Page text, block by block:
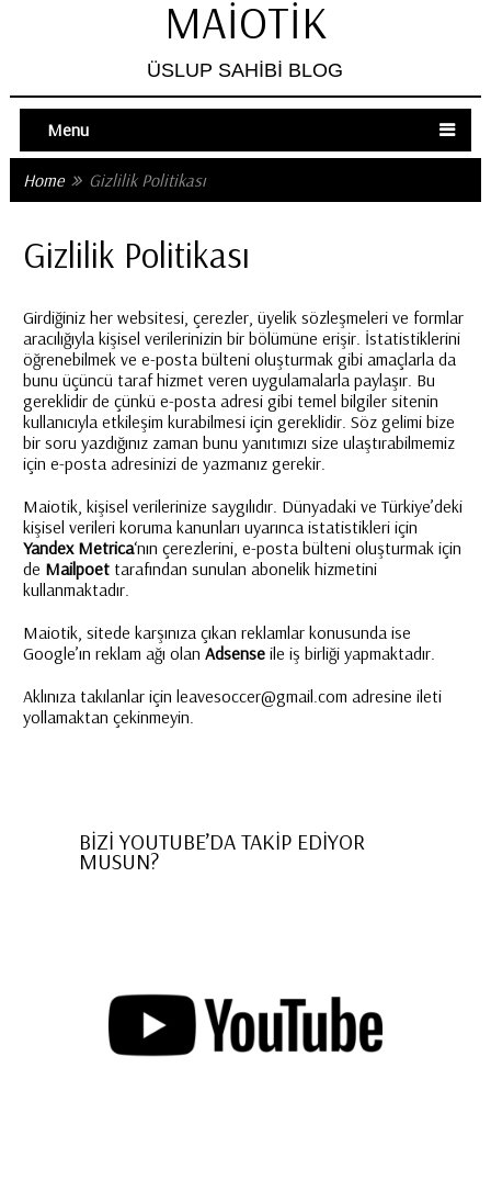
MAIOTIK
ÜSLUP SAHIBI BLOG
Menu
Home Gizlilik Politikası
Gizlilik Politikası
Girdiğiniz her websitesi, çerezler, üyelik sözleşmeleri ve formlar
aracılığıyla kişisel verilerinizin bir bölümüne erişir. İstatistiklerini
öğrenebilmek ve e-posta bülteni oluşturmak gibi amaçlarla da
bunu üçüncü taraf hizmet veren uygulamalarla paylaşır. Bu
gereklidir de çünkü e-posta adresi gibi temel bilgiler sitenin
kullanıcıyla etkileşim kurabilmesi için gereklidir. Söz gelimi bize
bir soru yazdığınız zaman bunu yanıtımızı size ulaştırabilmemiz
için e-posta adresinizi de yazmanız gerekir.
Maiotik, kişisel verilerinize saygılıdır. Dünyadaki ve Türkiye’deki
kişisel verileri koruma kanunları uyarınca istatistikleri için
Yandex Metrica‘nın çerezlerini, e-posta bülteni oluşturmak için
de Mailpoettarafından sunulan abonelik hizmetini
kullanmaktadır.
Maiotik, sitede karşınıza çıkan reklamlar konusunda ise
Google’ın reklam ağı olan Adsense ile iş birliği yapmaktadır.
Aklınıza takılanlar için leavesoccer@gmail.com adresine ileti
yollamaktan çekinmeyin.
BİZİ YOUTUBE’DA TAKİP EDİYOR
MUSUN?